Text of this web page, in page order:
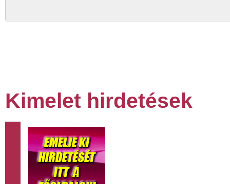
Kimelet hirdetések